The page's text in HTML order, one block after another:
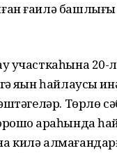
ғаилә
участкаһына 20-
яҡын һайлаусы
Төрлө
арҡаһында
килә